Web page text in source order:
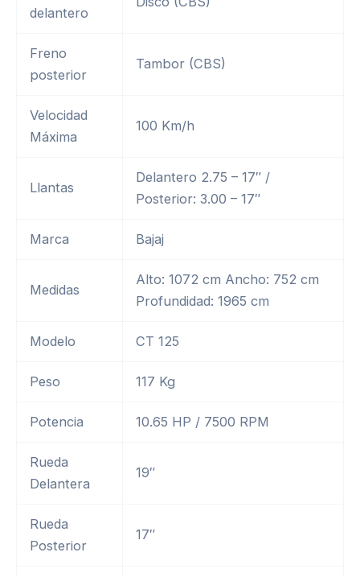
delantero
Freno
posterior
Tambor (CBS)
Velocidad
Máxima
100 Km/h
Llantas
Delantero 2.75 – 17″ /
Posterior: 3.00 – 17″
Marca Bajaj
Medidas
Alto: 1072 cm Ancho: 752 cm
Profundidad: 1965 cm
Modelo CT 125
Peso 117 Kg
Potencia 10.65 HP / 7500 RPM
Rueda
Delantera
19″
Rueda
Posterior
17″